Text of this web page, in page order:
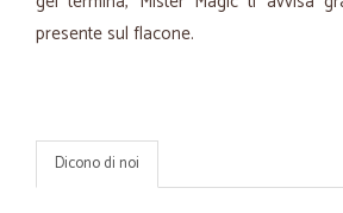
presente sul flacone.
Dicono di noi